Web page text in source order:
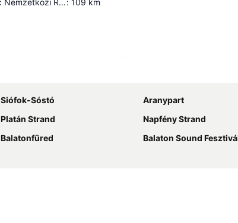
Budapest Liszt Ferenc Nemzetközi Repülőtér: 109 km
Siófok-Sóstó
Aranypart
Platán Strand
Napfény Strand
Balatonfüred
Balaton Sound